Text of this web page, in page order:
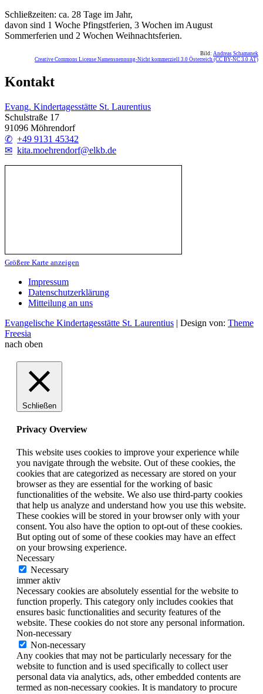
Schließzeiten: ca. 28 Tage im Jahr,
davon sind 1 Woche Pfingstferien, 3 Wochen im August
Sommerferien und 2 Wochen Weihnachtsferien.
Bild: Andreas Schamanek
Creative Commons License Namensnennung-Nicht kommerziell 3.0 Österreich (CC BY-NC 3.0 AT)
Kontakt
Evang. Kindertagesstätte St. Laurentius
Schulstraße 17
91096 Möhrendorf
+49 9131 45342
kita.moehrendorf@elkb.de
Größere Karte anzeigen
Impressum
Datenschutzerklärung
Mitteilung an uns
Evangelische Kindertagesstätte St. Laurentius | Design von: Theme
Freesia
nach oben
Schließen
Privacy Overview
This website uses cookies to improve your experience while
you navigate through the website. Out of these cookies, the
cookies that are categorized as necessary are stored on your
browser as they are essential for the working of basic
functionalities of the website. We also use third-party cookies
that help us analyze and understand how you use this website.
These cookies will be stored in your browser only with your
consent. You also have the option to opt-out of these cookies.
But opting out of some of these cookies may have an effect
on your browsing experience.
Necessary
Necessary
immer aktiv
Necessary cookies are absolutely essential for the website to
function properly. This category only includes cookies that
ensures basic functionalities and security features of the
website. These cookies do not store any personal information.
Non-necessary
Non-necessary
Any cookies that may not be particularly necessary for the
website to function and is used specifically to collect user
personal data via analytics, ads, other embedded contents are
termed as non-necessary cookies. It is mandatory to procure